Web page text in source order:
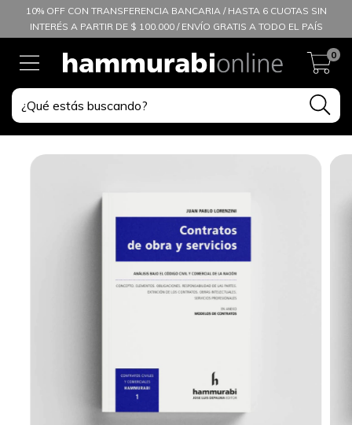
10% OFF CON TRANSFERENCIA BANCARIA / HASTA 6 CUOTAS SIN
INTERÉS A PARTIR DE $ 100.000 / ENVÍO GRATIS A TODO EL PAÍS
0